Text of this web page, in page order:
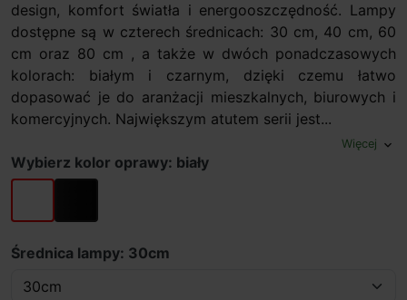
design, komfort światła i energooszczędność. Lampy
dostępne są w czterech średnicach: 30 cm, 40 cm, 60
cm oraz 80 cm , a także w dwóch ponadczasowych
kolorach: białym i czarnym, dzięki czemu łatwo
dopasować je do aranżacji mieszkalnych, biurowych i
komercyjnych. Największym atutem serii jest...
Więcej expand_more
Wybierz kolor oprawy: biały
biały czarny
Średnica lampy: 30cm